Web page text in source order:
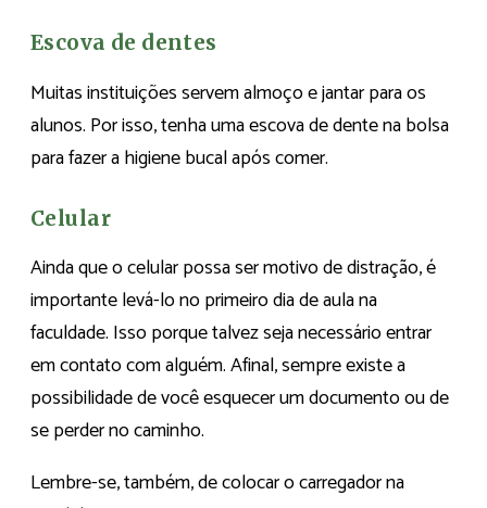
Escova de dentes
Muitas instituições servem almoço e jantar para os
alunos. Por isso, tenha uma escova de dente na bolsa
para fazer a higiene bucal após comer.
Celular
Ainda que o celular possa ser motivo de distração, é
importante levá-lo no primeiro dia de aula na
faculdade. Isso porque talvez seja necessário entrar
em contato com alguém. Afinal, sempre existe a
possibilidade de você esquecer um documento ou de
se perder no caminho.
Lembre-se, também, de colocar o carregador na